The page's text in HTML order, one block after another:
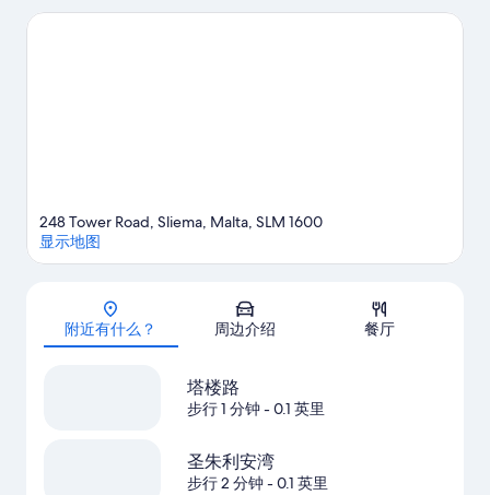
地图
248 Tower Road, Sliema, Malta, SLM 1600
显示地图
附近有什么？ 周边介绍 餐厅
塔楼路
步行 1 分钟- 0.1 英里
圣朱利安湾
步行 2 分钟- 0.1 英里